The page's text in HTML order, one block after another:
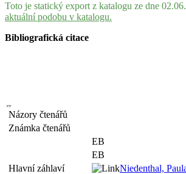
Toto je statický export z katalogu ze dne
aktuální podobu v katalogu.
Bibliografická citace
Názory čtenářů
Známka čtenářů
EB
EB
Hlavní záhlaví
Niedenthal,